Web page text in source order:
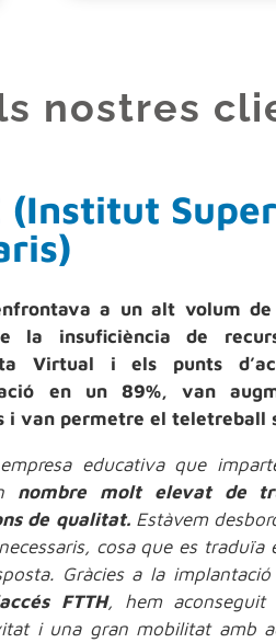
nostres
(Institut
a un alt volum
la insuficiència de
Virtual i els punts
en un 89%, van
i van permetre el teletreball
educativa que
nombre molt elevat de
de qualitat.Estàvem
cosa que es
Gràcies a la
FTTH, hem aconseguit
i una gran mobilitat amb